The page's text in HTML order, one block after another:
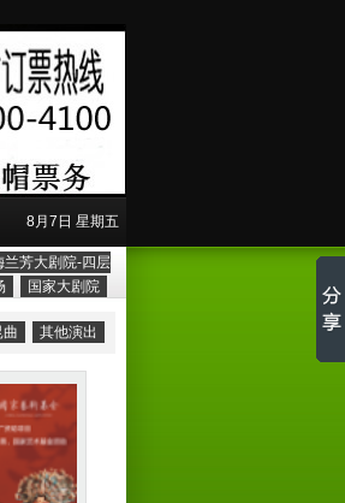
8月7日 星期五
兰芳大剧院-四层
国家大剧院
曲 其他演出